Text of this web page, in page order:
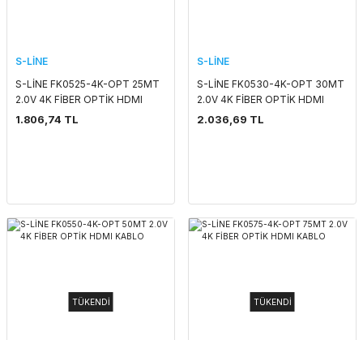
S-LİNE
S-LİNE FK0525-4K-OPT 25MT
2.0V 4K FİBER OPTİK HDMI
KABLO
1.806,74 TL
S-LİNE
S-LİNE FK0530-4K-OPT 30MT
2.0V 4K FİBER OPTİK HDMI
KABLO
2.036,69 TL
TÜKENDİ TÜKENDİ